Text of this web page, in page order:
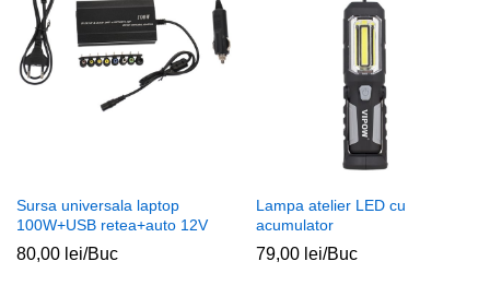
Sursa universala laptop
100W+USB retea+auto 12V
80,00 lei/Buc
Lampa atelier LED cu
acumulator
79,00 lei/Buc